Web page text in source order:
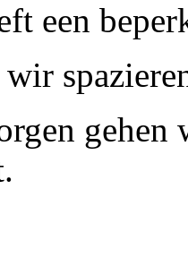
een
gehen